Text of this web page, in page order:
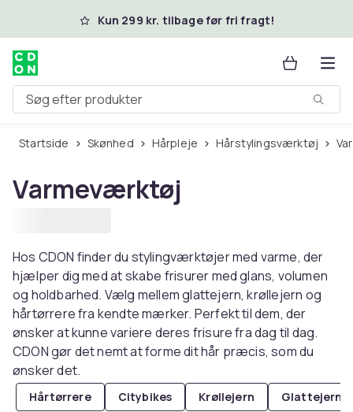
Spring til hovedindhold
Kun 299 kr. tilbage før fri fragt!
Søg efter produkter
Startside Skønhed Hårpleje Hårstylingsværktøj
Varmeværktøj
Hos CDON finder du stylingværktøjer med varme, der
hjælper dig med at skabe frisurer med glans, volumen
og holdbarhed. Vælg mellem glattejern, krøllejern og
hårtørrere fra kendte mærker. Perfekt til dem, der
ønsker at kunne variere deres frisure fra dag til dag.
CDON gør det nemt at forme dit hår præcis, som du
ønsker det.
Hårtørrere Citybikes Krøllejern Glattejern